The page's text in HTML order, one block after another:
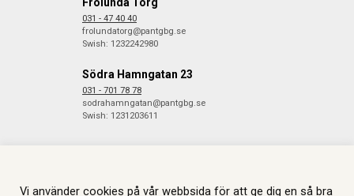
031 - 47 40 40
frolundatorg@pantgbg.se
Swish: 1232242980
Södra Hamngatan 23
031 - 701 78 78
sodrahamngatan@pantgbg.se
Swish: 1231203611
© 2026 Göteborgs Pantbank. Alla rättigheter reserverade. Information
Vi använder cookies på vår webbsida för att ge dig en så bra